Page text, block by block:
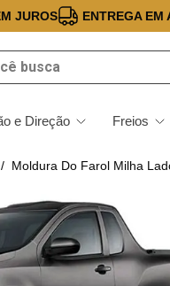
JUROS ENTREGA EM
e Direção Freios
Moldura Do Farol Milha